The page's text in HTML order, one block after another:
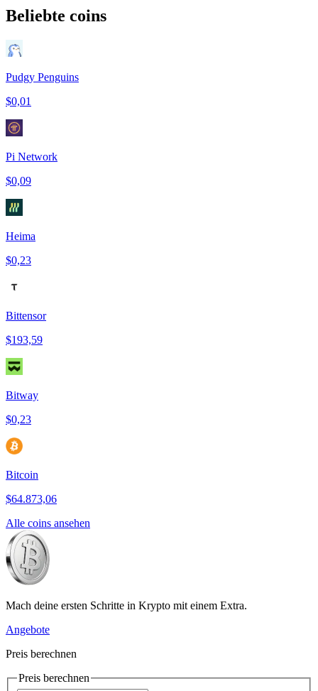
Beliebte coins
Pudgy Penguins
$0,01
Pi Network
$0,09
Heima
$0,23
Bittensor
$193,59
Bitway
$0,23
Bitcoin
$64.873,06
Alle coins ansehen
Mach deine ersten Schritte in Krypto mit einem Extra.
Angebote
Preis berechnen
Preis berechnen